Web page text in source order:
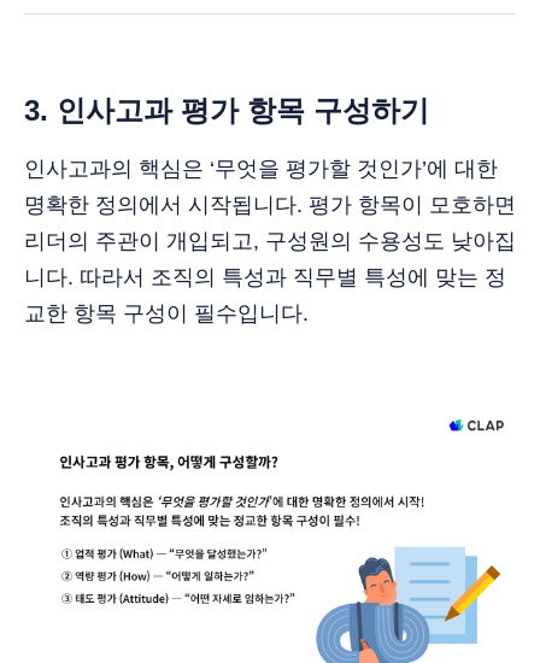
3. 인사고과 평가 항목 구성하기
인사고과의 핵심은 ‘무엇을 평가할 것인가’에 대한
명확한 정의에서 시작됩니다. 평가 항목이 모호하면
리더의 주관이 개입되고, 구성원의 수용성도 낮아집
니다. 따라서 조직의 특성과 직무별 특성에 맞는 정
교한 항목 구성이 필수입니다.